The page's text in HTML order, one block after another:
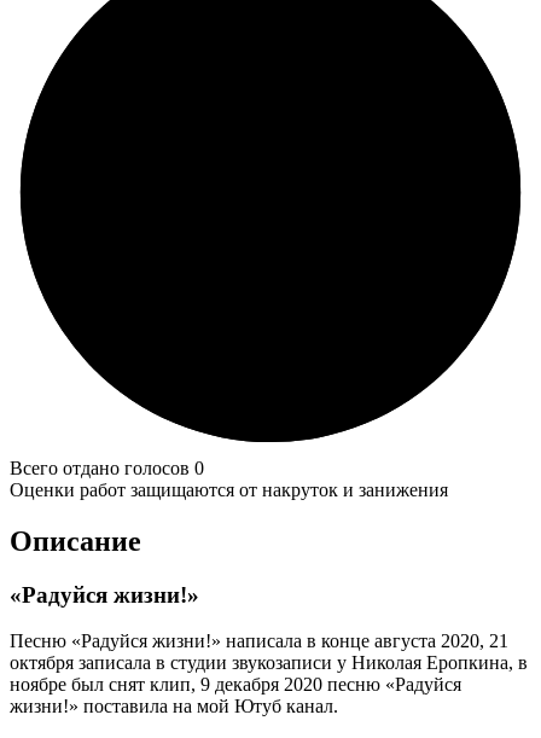
Всего отдано голосов 0
Оценки работ защищаются от накруток и занижения
Описание
«Радуйся жизни!»
Песню «Радуйся жизни!» написала в конце августа 2020, 21
октября записала в студии звукозаписи у Николая Еропкина, в
ноябре был снят клип, 9 декабря 2020 песню «Радуйся
жизни!» поставила на мой Ютуб канал.